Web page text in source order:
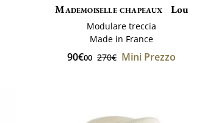
Mademoiselle chapeaux Lou
Modulare treccia
Made in France
90€00 270€ Mini Prezzo